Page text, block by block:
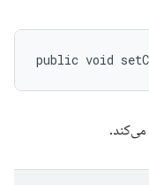
public void
می‌کند.